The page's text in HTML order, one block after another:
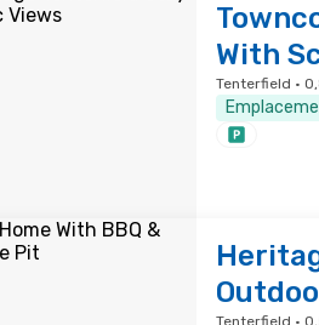
With
Tenterfield ·
Tenterfield ·